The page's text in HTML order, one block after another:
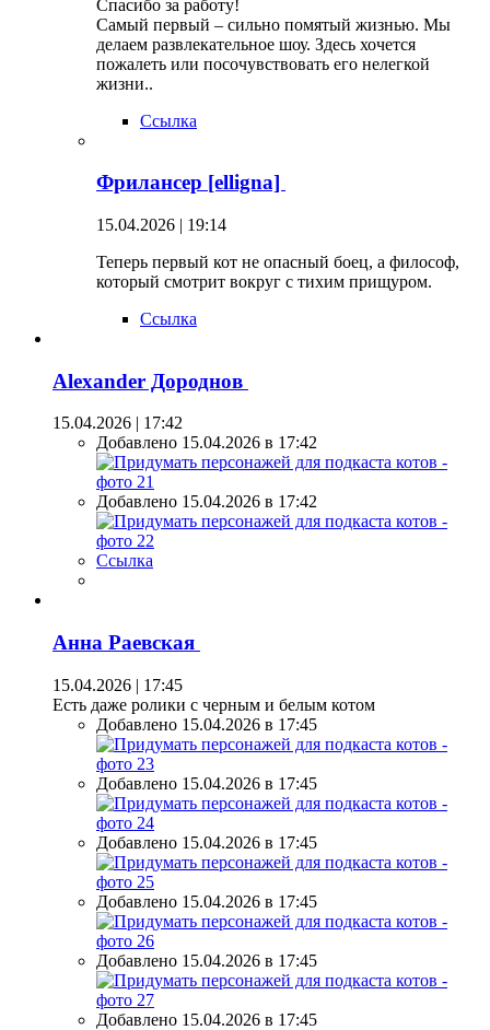
Спасибо за работу!
Самый первый – сильно помятый жизнью. Мы
делаем развлекательное шоу. Здесь хочется
пожалеть или посочувствовать его нелегкой
жизни..
Ссылка
Фрилансер [elligna]
15.04.2026 | 19:14
Теперь первый кот не опасный боец, а философ,
который смотрит вокруг с тихим прищуром.
Ссылка
Alexander Дороднов
15.04.2026 | 17:42
Добавлено 15.04.2026 в 17:42
Добавлено 15.04.2026 в 17:42
Ссылка
Анна Раевская
15.04.2026 | 17:45
Есть даже ролики с черным и белым котом
Добавлено 15.04.2026 в 17:45
Добавлено 15.04.2026 в 17:45
Добавлено 15.04.2026 в 17:45
Добавлено 15.04.2026 в 17:45
Добавлено 15.04.2026 в 17:45
Добавлено 15.04.2026 в 17:45